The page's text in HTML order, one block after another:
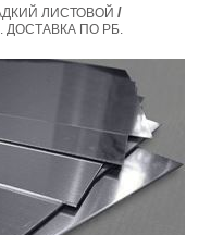
ЛИСТОВОЙ /
ПО РБ.